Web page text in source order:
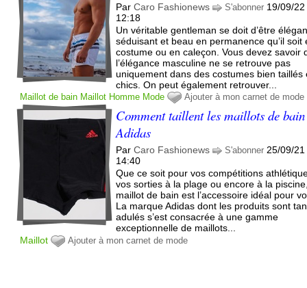
ParCaro Fashionews S'abonner 19/09/22
12:18
Un véritable gentleman se doit d’être
séduisant et beau en permanence qu’il soit
costume ou en caleçon. Vous devez savoir
l’élégance masculine ne se retrouve pas
uniquement dans des costumes bien taillés
chics. On peut également retrouver...
Maillot de bain Maillot Homme Mode Ajouter à mon carnet de mode
Comment taillent les maillots de bain
Adidas
ParCaro Fashionews S'abonner 25/09/21
14:40
Que ce soit pour vos compétitions
vos sorties à la plage ou encore à la
maillot de bain est l’accessoire idéal pour
La marque Adidas dont les produits sont
adulés s’est consacrée à une gamme
exceptionnelle de maillots...
Maillot
Ajouter à mon carnet de mode